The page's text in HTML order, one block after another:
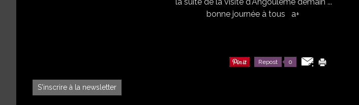
bonne journée à tous a+
Repost 0
S'inscrire à la newsletter